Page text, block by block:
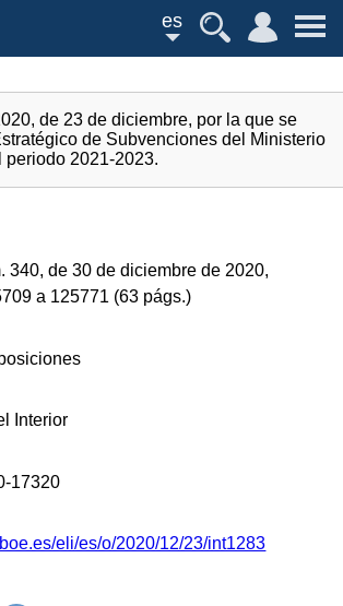
es
de 23 de diciembre, por la que se
de Subvenciones del Ministerio
periodo 2021-2023.
340, de 30 de diciembre de 2020,
a 125771 (63 págs.)
Interior
17320
eli/es/o/2020/12/23/int1283